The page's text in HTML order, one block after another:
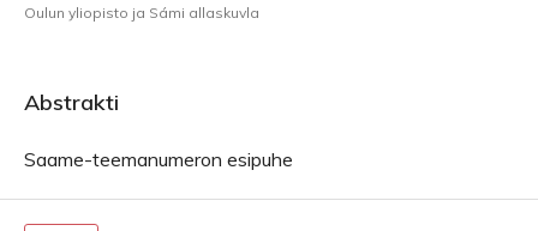
Oulun yliopisto ja Sámi allaskuvla
Abstrakti
Saame-teemanumeron esipuhe